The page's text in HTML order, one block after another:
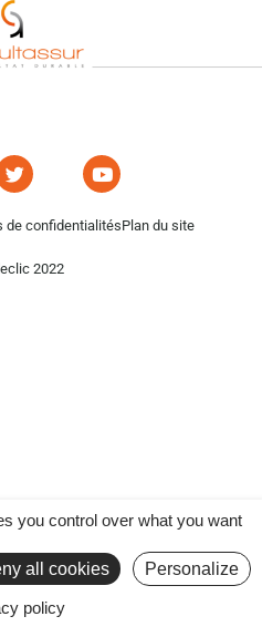
de confidentialitésPlan du site
2022
you control over what you want
all cookies Personalize
policy